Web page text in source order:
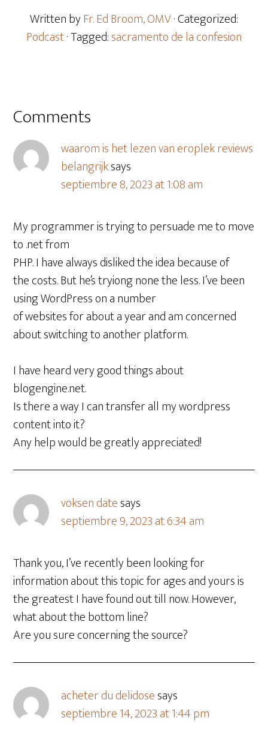
Written byFr. Ed Broom, OMV· Categorized:
Podcast· Tagged:sacramento de la confesion
Comments
waarom is het lezen van eroplek reviews
belangrijksays
septiembre 8, 2023 at 1:08 am
My programmer is trying to persuade me to move
to .net from
PHP. I have always disliked the idea because of
the costs. But he’s tryiong none the less. I’ve been
using WordPress on a number
of websites for about a year and am concerned
about switching to another platform.
I have heard very good things about
blogengine.net.
Is there a way I can transfer all my wordpress
content into it?
Any help would be greatly appreciated!
voksen datesays
septiembre 9, 2023 at 6:34 am
Thank you, I’ve recently been looking for
information about this topic for ages and yours is
the greatest I have found out till now. However,
what about the bottom line?
Are you sure concerning the source?
acheter du delidosesays
septiembre 14, 2023 at 1:44 pm